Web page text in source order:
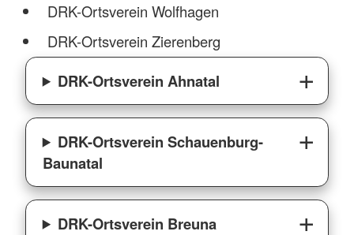
DRK-Ortsverein Wolfhagen
DRK-Ortsverein Zierenberg
DRK-Ortsverein Ahnatal
DRK-Ortsverein Schauenburg-
Baunatal
DRK-Ortsverein Breuna